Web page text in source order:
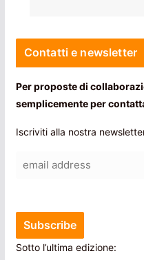
Contatti e newsletter
Per proposte di
semplicemente per
Iscriviti alla nostra
Sotto l’ultima edizione: